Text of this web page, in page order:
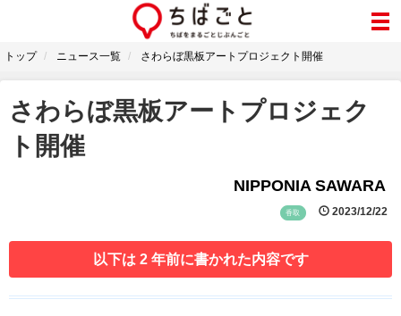
トップ ニュース一覧 さわらぼ黒板アートプロジェクト開催
さわらぼ黒板アートプロジェク
ト開催
NIPPONIA SAWARA
香取 2023/12/22
以下は 2 年前に書かれた内容です